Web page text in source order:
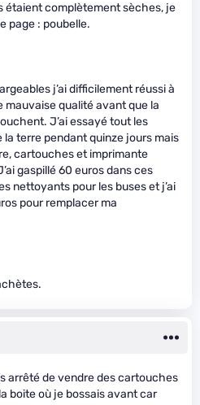
étaient complètement sèches, je
page : poubelle.
j’ai difficilement réussi à
mauvaise qualité avant que la
J’ai essayé tout les
terre pendant quinze jours mais
cartouches et imprimante
gaspillé 60 euros dans ces
nettoyants pour les buses et j’ai
pour remplacer ma
arrêté de vendre des cartouches
boite où je bossais avant car